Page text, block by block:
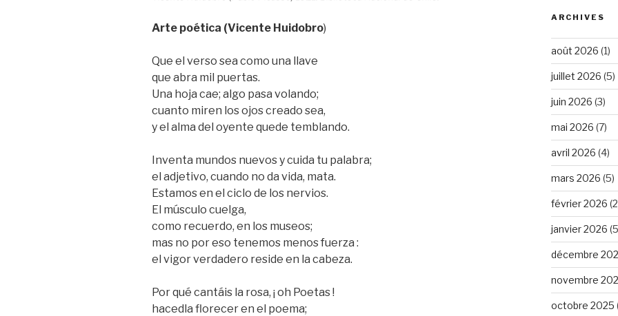
Arte poética (Vicente Huidobro)
Que el verso sea como una llave
que abra mil puertas.
Una hoja cae; algo pasa volando;
cuanto miren los ojos creado sea,
y el alma del oyente quede temblando.
Inventa mundos nuevos y cuida tu palabra;
el adjetivo, cuando no da vida, mata.
Estamos en el ciclo de los nervios.
El músculo cuelga,
como recuerdo, en los museos;
mas no por eso tenemos menos fuerza :
el vigor verdadero reside en la cabeza.
Por qué cantáis la rosa, ¡ oh Poetas !
hacedla florecer en el poema;
ARCHIVES
août 2026 (1)
juillet 2026 (5)
juin 2026 (3)
mai 2026 (7)
avril 2026 (4)
mars 2026 (5)
février 2026
janvier 2026
décembre
novembre
octobre 2025